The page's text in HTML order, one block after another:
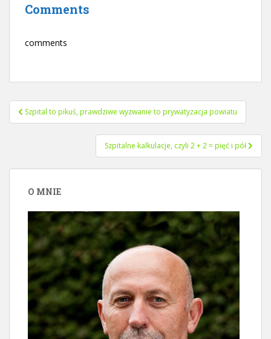
Comments
comments
Nawigacja
wpisu
Szpital to pikuś, prawdziwe wyzwanie to prywatyzacja powiatu
Szpitalne kalkulacje, czyli 2 + 2 = pięć i pół
O MNIE